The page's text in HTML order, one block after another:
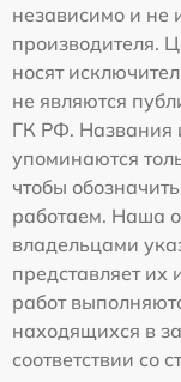
независимо и не
производителя.
носят
не являются
ГК РФ. Названия
упоминаются
чтобы
работаем. Наша
владельцами
представляет
работ
находящихся в
соответствии со